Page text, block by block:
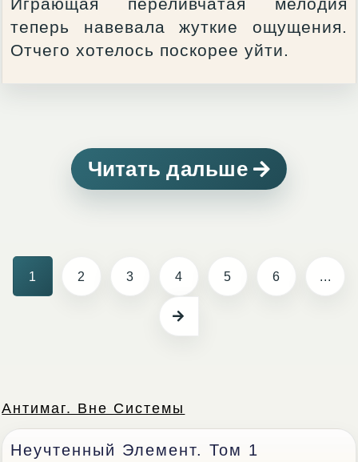
теперь навевала жуткие ощущения.
Отчего хотелось поскорее уйти.
Читать дальше
1 2 3 4 5 6 ...
Антимаг. Вне Системы
Неучтенный Элемент. Том 1